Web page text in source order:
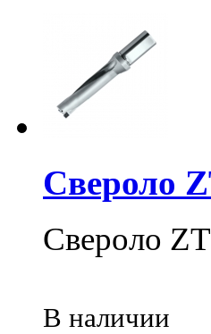
Свероло
Свероло
В наличии